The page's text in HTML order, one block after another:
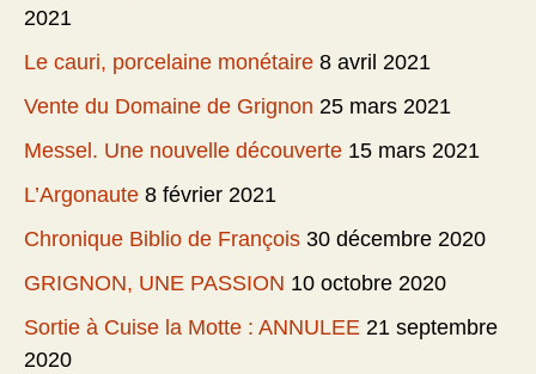
2021
Le cauri, porcelaine monétaire 8 avril 2021
Vente du Domaine de Grignon 25 mars 2021
Messel. Une nouvelle découverte 15 mars 2021
L’Argonaute 8 février 2021
Chronique Biblio de François 30 décembre 2020
GRIGNON, UNE PASSION 10 octobre 2020
Sortie à Cuise la Motte : ANNULEE 21 septembre
2020